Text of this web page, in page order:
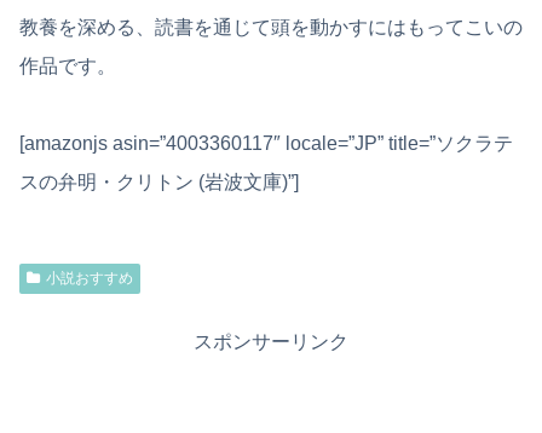
教養を深める、読書を通じて頭を動かすにはもってこいの
作品です。
[amazonjs asin=”4003360117″ locale=”JP” title=”ソクラテ
スの弁明・クリトン (岩波文庫)”]
小説おすすめ
スポンサーリンク